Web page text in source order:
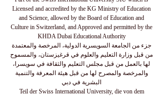
Licensed and accredited by the KG Ministry of Education
and Science, allowed by the Board of Education and
Culture in Switzerland, and Approved and permitted by the
KHDA Dubai Educational Authority
جزء من الجامعة السويسرية الدولية، المرخصة والمعتمدة
من قبل وزارة التعليم والعلوم في قرغيزستان، والمسموح
لها بالعمل من قبل مجلس التعليم والثقافة في سويسرا،
والمرخصة والمصرح لها من قبل هيئة المعرفة والتنمية
البشرية في دبي
Teil der Swiss International University, die von dem